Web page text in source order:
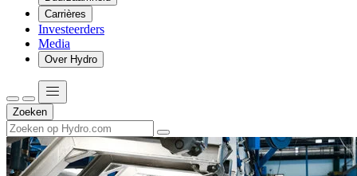
Carrières
Investeerders
Media
Over Hydro
Zoeken